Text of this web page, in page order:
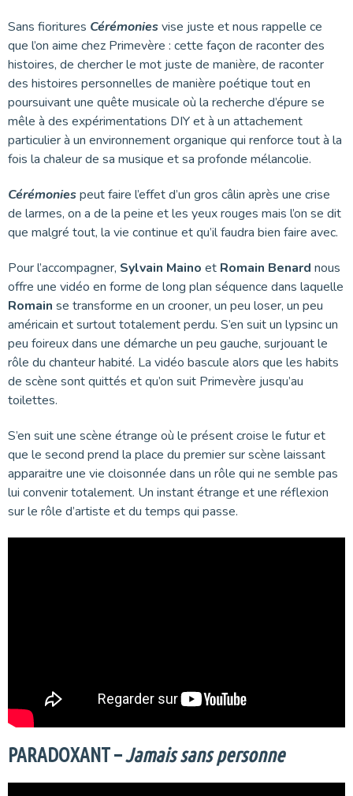
Sans fioritures Cérémoniesvise juste et nous rappelle ce
que l’on aime chez Primevère : cette façon de raconter des
histoires, de chercher le mot juste de manière, de raconter
des histoires personnelles de manière poétique tout en
poursuivant une quête musicale où la recherche d’épure se
mêle à des expérimentations DIY et à un attachement
particulier à un environnement organique qui renforce tout à la
fois la chaleur de sa musique et sa profonde mélancolie.
Cérémoniespeut faire l’effet d’un gros câlin après une crise
de larmes, on a de la peine et les yeux rouges mais l’on se dit
que malgré tout, la vie continue et qu’il faudra bien faire avec.
Pour l’accompagner, Sylvain Maino et Romain Benard nous
offre une vidéo en forme de long plan séquence dans laquelle
Romain se transforme en un crooner, un peu loser, un peu
américain et surtout totalement perdu. S’en suit un lypsinc un
peu foireux dans une démarche un peu gauche, surjouant le
rôle du chanteur habité. La vidéo bascule alors que les habits
de scène sont quittés et qu’on suit Primevère jusqu’au
toilettes.
S’en suit une scène étrange où le présent croise le futur et
que le second prend la place du premier sur scène laissant
apparaitre une vie cloisonnée dans un rôle qui ne semble pas
lui convenir totalement. Un instant étrange et une réflexion
sur le rôle d’artiste et du temps qui passe.
PARADOXANT –Jamais sans personne